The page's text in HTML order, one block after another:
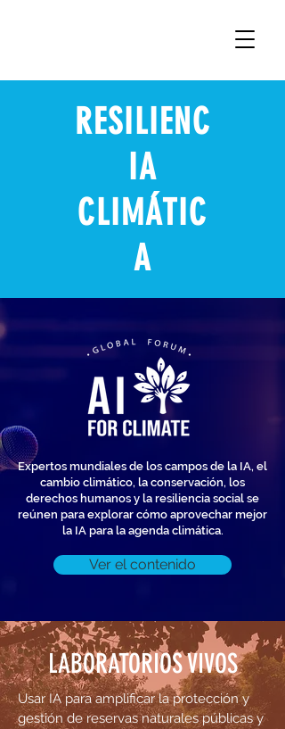
RESILIENC
IA
CLIMÁTIC
A
Expertos mundiales de los campos de la IA, el
cambio climático, la conservación, los
derechos humanos y la resiliencia social se
reúnen para explorar cómo aprovechar mejor
la IA para la agenda climática.
Ver el contenido
LABORATORIOS VIVOS
Usar IA para amplificar la protección y
gestión de reservas naturales públicas y